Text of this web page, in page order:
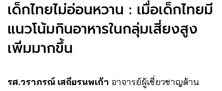
เด็กไทยไม่อ่อนหวาน : เมื่อเด็กไทยมี
แนวโน้มกินอาหารในกลุ่มเสี่ยงสูง
เพิ่มมากขึ้น
รศ.วราภรณ์ เสถียรนพเก้า อาจารย์ผู้เชี่ยวชาญด้าน